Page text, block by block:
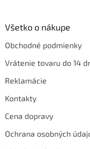
Všetko o nákupe
Obchodné podmienky
Vrátenie tovaru do 14
Reklamácie
Kontakty
Cena dopravy
Ochrana osobných